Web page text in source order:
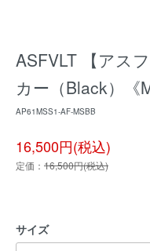
ASFVLT 【アス
カー（Black）《
AP61MSS1-AF-MSBB
16,500円(税込)
定価： 16,500円(税込)
サイズ